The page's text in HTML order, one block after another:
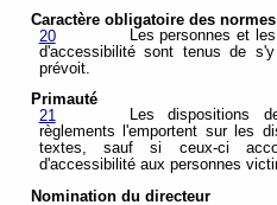
Caractère obligatoire des
20
Les personnes et
d'accessibilité sont tenus de
prévoit.
Primauté
21
Les dispositions
règlements l'emportent sur les
textes, sauf si ceux-ci
d'accessibilité aux personnes
Nomination du directeur